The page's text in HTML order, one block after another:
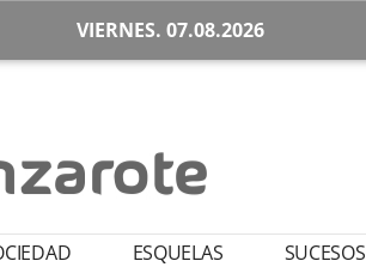
VIERNES. 07.08.2026
ESQUELAS SUCESOS